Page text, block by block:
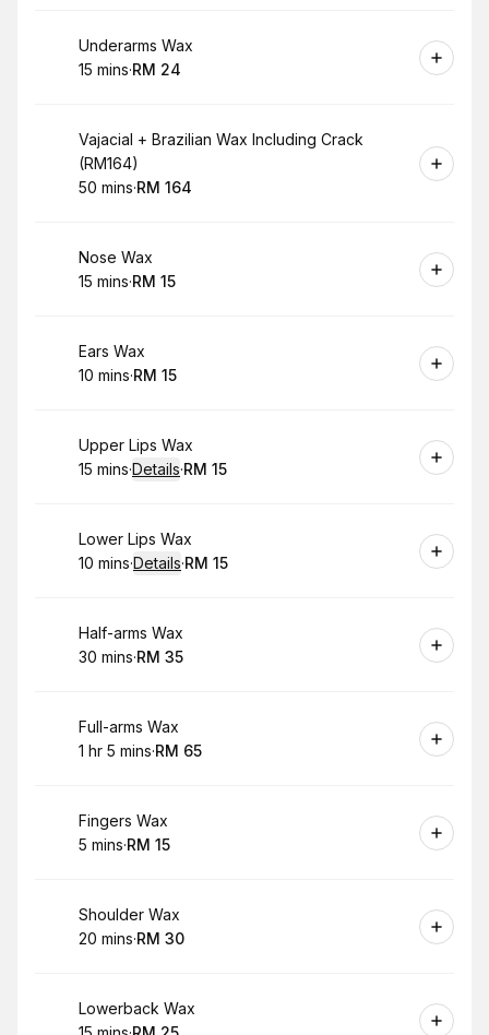
Book
Underarms Wax
.Duration :
15 mins·
.Price
RM 24
Book
Vajacial + Brazilian Wax Including Crack
(RM164)
.Duration
50 mins·
.Price:
RM 164
Book
Nose Wax
.Duration
15 mins·
.Price
RM 15
Book
Ears Wax
.Duration
10 mins·
.Price
RM 15
Book
Upper Lips Wax
.Duration:
15 mins·Details·
.Price
RM 15
Book
Lower Lips Wax
.Duration:
10 mins·Details·
.Price
RM 15
Book
Half-arms Wax
.Duration
30 mins·
.Price
RM 35
Book
Full-arms Wax
. Duration:
1 hr 5 mins·
.Price
RM 65
Book
Fingers Wax
. Duration:
5 mins·
.Price
RM 15
Book
Shoulder Wax
.Duration
20 mins·
.Price
RM 30
Book
Lowerback Wax